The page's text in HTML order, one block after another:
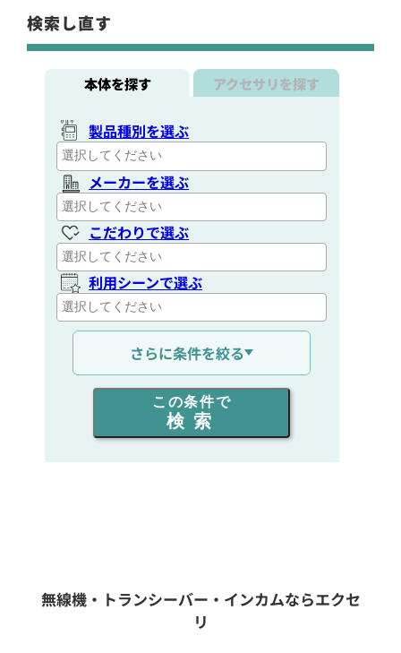
検索し直す
本体を探す アクセサリを探す
製品種別を選ぶ
メーカーを選ぶ
こだわりで選ぶ
利用シーンで選ぶ
通信距離を選ぶ
出力を選ぶ
同時通話人数を選ぶ
フリーワード入力(製品名等)
さらに条件を絞る
この条件で
検索
無線機・トランシーバー・インカムならエクセ
リ